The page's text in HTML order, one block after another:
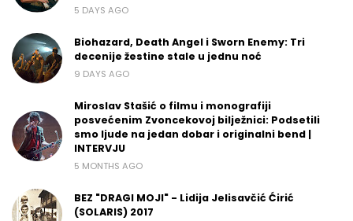
5 DAYS AGO
Biohazard, Death Angel i Sworn Enemy: Tri
decenije žestine stale u jednu noć
9 DAYS AGO
Miroslav Stašić o filmu i monografiji
posvećenim Zvoncekovoj bilježnici: Podsetili
smo ljude na jedan dobar i originalni bend |
INTERVJU
5 MONTHS AGO
BEZ "DRAGI MOJI" - Lidija Jelisavčić Ćirić
(SOLARIS) 2017